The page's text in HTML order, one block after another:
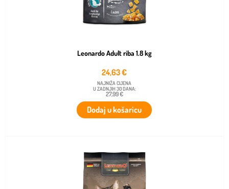
Leonardo Adult riba 1.8 kg
24,63€
NAJNIŽA CIJENA
U ZADNJIH 30 DANA:
27,99 €
Dodaj u košaricu